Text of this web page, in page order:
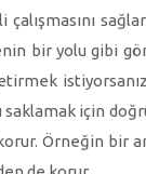
çalışmasını
bir yolu gibi
için
Örneğin bir